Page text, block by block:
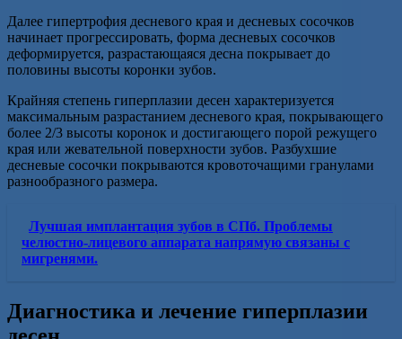
Далее гипертрофия десневого края и десневых сосочков
начинает прогрессировать, форма десневых сосочков
деформируется, разрастающаяся десна покрывает до
половины высоты коронки зубов.
Крайняя степень гиперплазии десен характеризуется
максимальным разрастанием десневого края, покрывающего
более 2/3 высоты коронок и достигающего порой режущего
края или жевательной поверхности зубов. Разбухшие
десневые сосочки покрываются кровоточащими гранулами
разнообразного размера.
Лучшая имплантация зубов в СПб. Проблемы
челюстно-лицевого аппарата напрямую связаны с
мигренями.
Диагностика и лечение гиперплазии